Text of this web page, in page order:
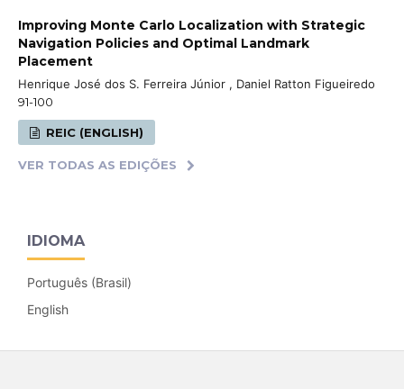
Improving Monte Carlo Localization with Strategic
Navigation Policies and Optimal Landmark
Placement
Henrique José dos S. Ferreira Júnior , Daniel Ratton Figueiredo
91-100
REIC (ENGLISH)
VER TODAS AS EDIÇÕES
IDIOMA
Português (Brasil)
English